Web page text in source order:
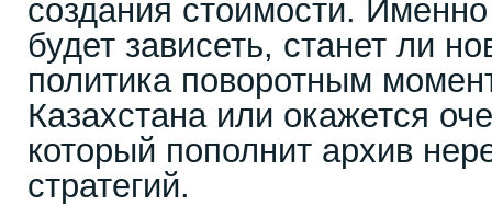
создания стоимости.
будет зависеть, станет ли
политика поворотным
Казахстана или окажется
который пополнит архив
стратегий.